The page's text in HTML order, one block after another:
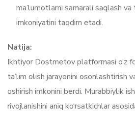
ma’lumotlarni samarali saqlash
imkoniyatini taqdim etadi.
Natija:
Ikhtiyor Dostmetov platformasi o‘z
ta’lim olish jarayonini osonlashtirish
oshirish imkonini berdi. Murabbiylik
rivojlanishini aniq ko‘rsatkichlar